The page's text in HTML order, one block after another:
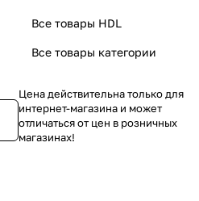
Все товары HDL
Все товары категории
Цена действительна только для
интернет-магазина и может
отличаться от цен в розничных
магазинах!